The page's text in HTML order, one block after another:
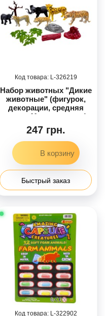
326219
Набор животных "Дикие
животные" (фигурок,
декорации, средняя
длина 11 см, в пакете)
247 грн.
Быстрый заказ
322902